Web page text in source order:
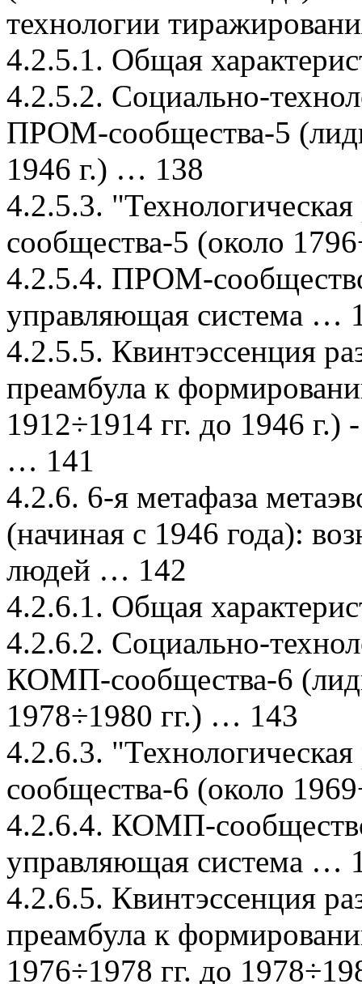
технологии
4.2.5.1. Общая
4.2.5.2. Социально-
ПРОМ-сообщества-5
1946 г.) … 138
4.2.5.3.
сообщества-5 (около
4.2.5.4. ПРОМ-
управляющая система …
4.2.5.5. Квинтэссенция
преамбула к
1912÷1914 гг. до 1946 г.)
… 141
4.2.6. 6-я метафаза
(начиная с 1946 года):
людей … 142
4.2.6.1. Общая
4.2.6.2. Социально-
КОМП-сообщества-6
1978÷1980 гг.) … 143
4.2.6.3.
сообщества-6 (около
4.2.6.4. КОМП-
управляющая система …
4.2.6.5. Квинтэссенция
преамбула к
1976÷1978 гг. до